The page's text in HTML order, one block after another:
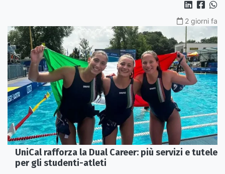
2 giorni fa
UniCal rafforza la Dual Career: più servizi e tutele
per gli studenti-atleti